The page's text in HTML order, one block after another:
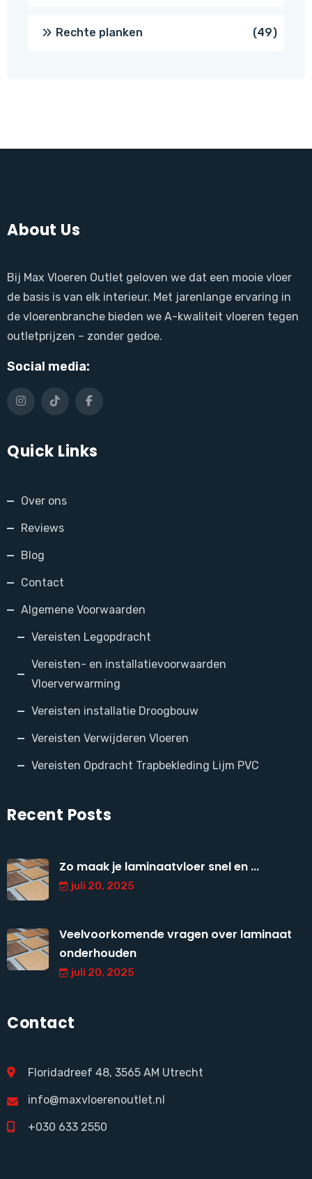
Rechte planken 4949
About Us
Bij Max Vloeren Outlet geloven we dat een mooie vloer
de basis is van elk interieur. Met jarenlange ervaring in
de vloerenbranche bieden we A-kwaliteit vloeren tegen
outletprijzen – zonder gedoe.
Social media:
Quick Links
Over ons
Reviews
Blog
Contact
Algemene Voorwaarden
Vereisten Legopdracht
Vereisten- en installatievoorwaarden
Vloerverwarming
Vereisten installatie Droogbouw
Vereisten Verwijderen Vloeren
Vereisten Opdracht Trapbekleding Lijm PVC
Recent Posts
Zo maak je laminaatvloer snel en ...
juli 20, 2025
Veelvoorkomende vragen over laminaat
onderhouden
juli 20, 2025
Contact
Floridadreef 48, 3565 AM Utrecht
info@maxvloerenoutlet.nl
+030 633 2550